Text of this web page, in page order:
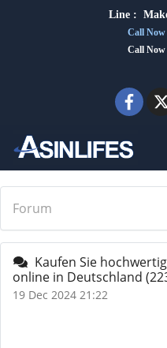
Line :
Call Now
Call Now
Forum
Kaufen Sie
online in Deutschland
19 Dec 2024 21:22